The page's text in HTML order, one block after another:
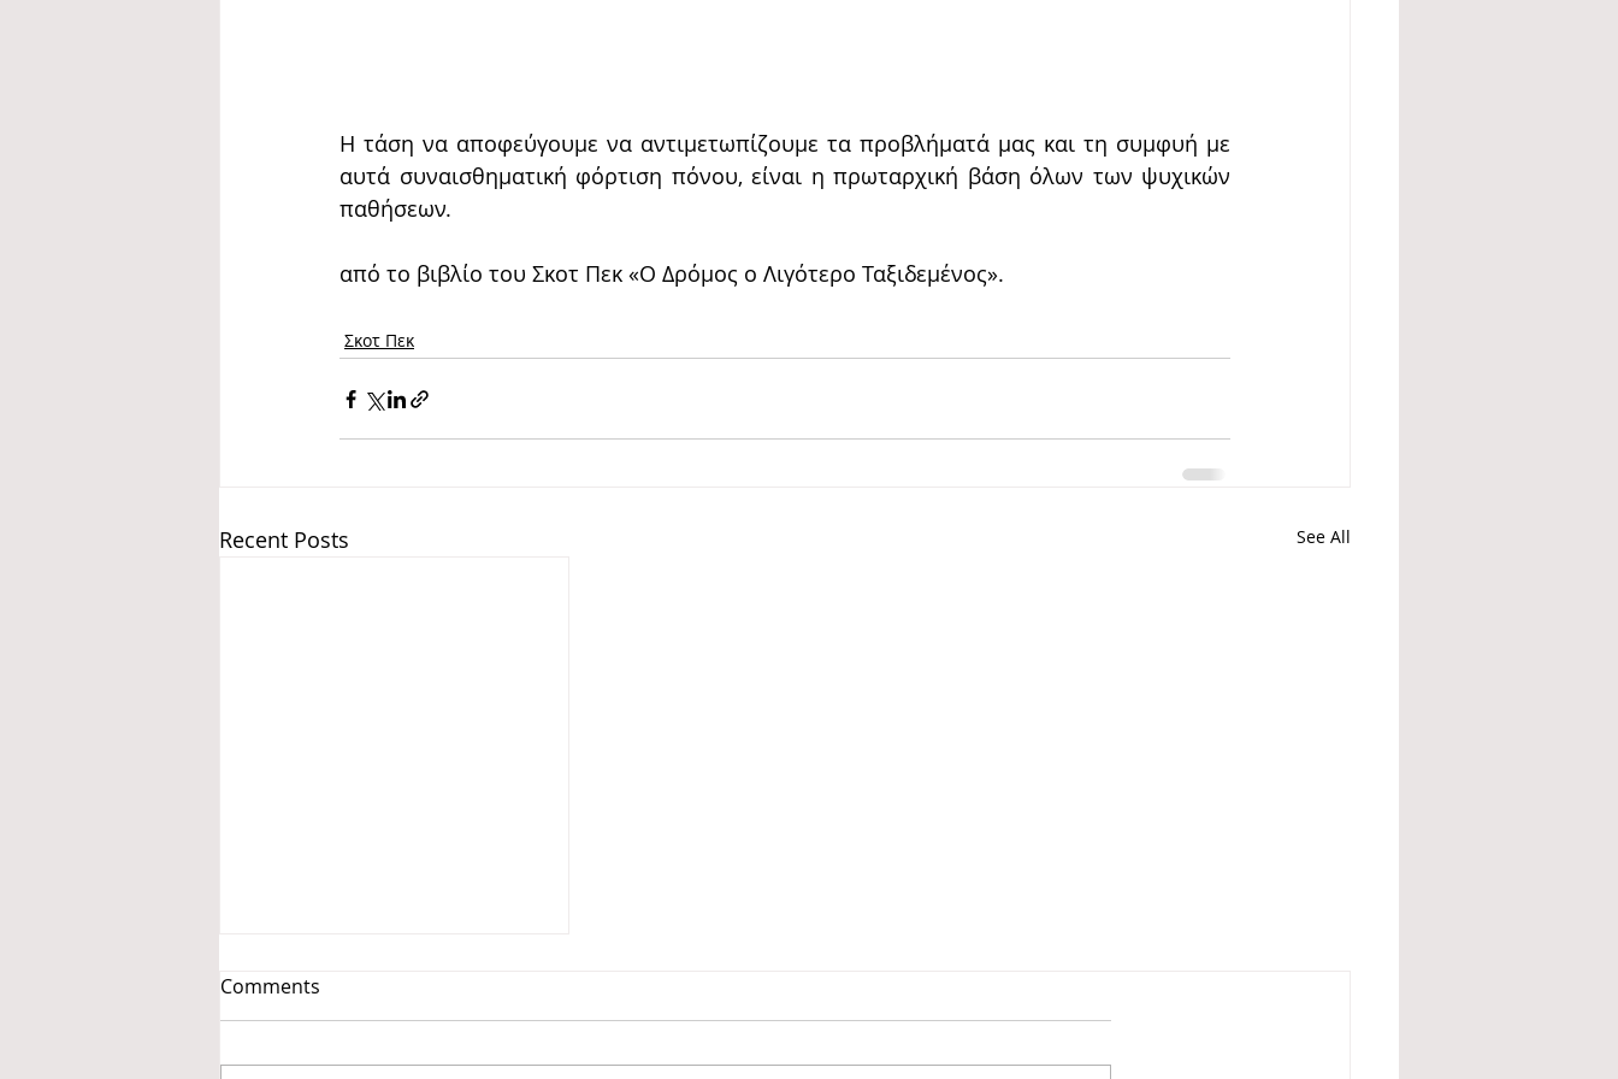
Η τάση να αποφεύγουμε να αντιμετωπίζουμε τα προβλήματά μας και τη συμφυή με
αυτά συναισθηματική φόρτιση πόνου, είναι η πρωταρχική βάση όλων των ψυχικών
παθήσεων.
από το βιβλίο του Σκοτ Πεκ «Ο Δρόμος ο Λιγότερο Ταξιδεμένος».
Σκοτ Πεκ
Recent Posts See All
Comments